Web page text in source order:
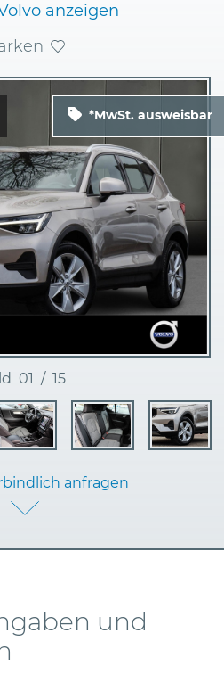
anzeigen
*MwSt. ausweisbar
01 / 15
anfragen
und